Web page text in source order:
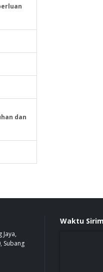
dan
Jaya,
Subang
Waktu